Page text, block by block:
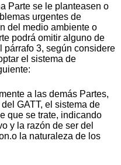
Parte se le planteasen o
urgentes de
del medio ambiente o
podrá omitir alguno de
párrafo 3, según considere
el sistema de
a las demás Partes,
GATT, el sistema de
que se trate, indicando
y la razón de ser del
la naturaleza de los